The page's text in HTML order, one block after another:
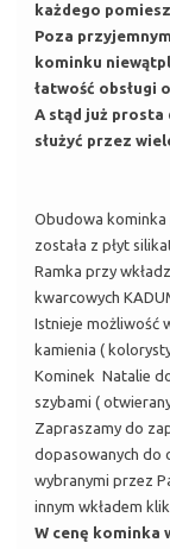
każdego
Poza
kominku
łatwość obsługi
A stąd już
służyć przez
Obudowa
została z płyt
Ramka przy
kwarcowych
Istnieje możliwość
kamienia (
Kominek Natalie
szybami (
Zapraszamy do
dopasowanych do
wybranymi przez
innym wkładem
W cenę kominka